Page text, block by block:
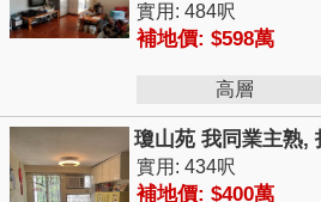
實用: 484呎
補地價: $598萬
高層
瓊山苑 我同業主熟,
實用: 434呎
補地價: $400萬